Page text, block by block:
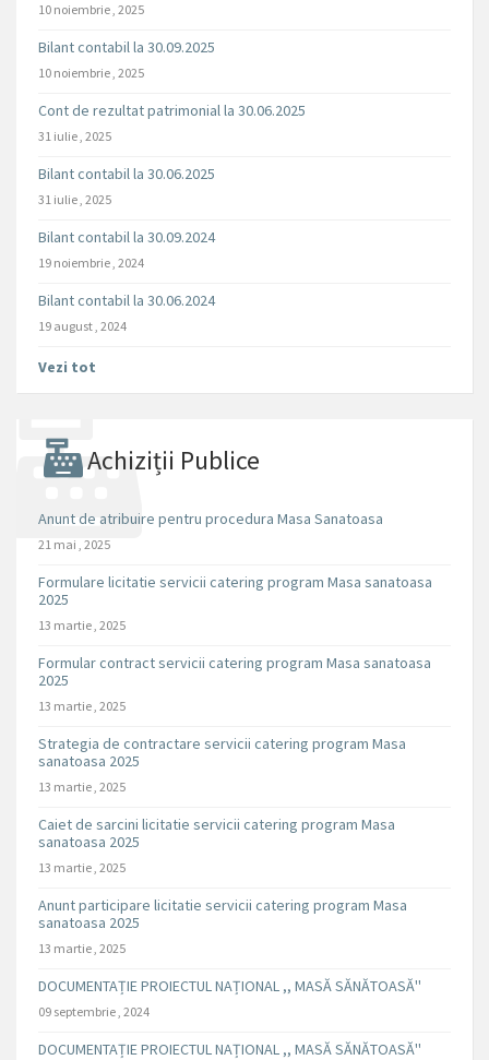
10 noiembrie , 2025
Bilant contabil la 30.09.2025
10 noiembrie , 2025
Cont de rezultat patrimonial la 30.06.2025
31 iulie , 2025
Bilant contabil la 30.06.2025
31 iulie , 2025
Bilant contabil la 30.09.2024
19 noiembrie , 2024
Bilant contabil la 30.06.2024
19 august , 2024
Vezi tot
Achiziții Publice
Anunt de atribuire pentru procedura Masa Sanatoasa
21 mai , 2025
Formulare licitatie servicii catering program Masa sanatoasa
2025
13 martie , 2025
Formular contract servicii catering program Masa sanatoasa
2025
13 martie , 2025
Strategia de contractare servicii catering program Masa
sanatoasa 2025
13 martie , 2025
Caiet de sarcini licitatie servicii catering program Masa
sanatoasa 2025
13 martie , 2025
Anunt participare licitatie servicii catering program Masa
sanatoasa 2025
13 martie , 2025
DOCUMENTAȚIE PROIECTUL NAȚIONAL ,, MASĂ SĂNĂTOASĂ''
09 septembrie , 2024
DOCUMENTAȚIE PROIECTUL NAȚIONAL ,, MASĂ SĂNĂTOASĂ''